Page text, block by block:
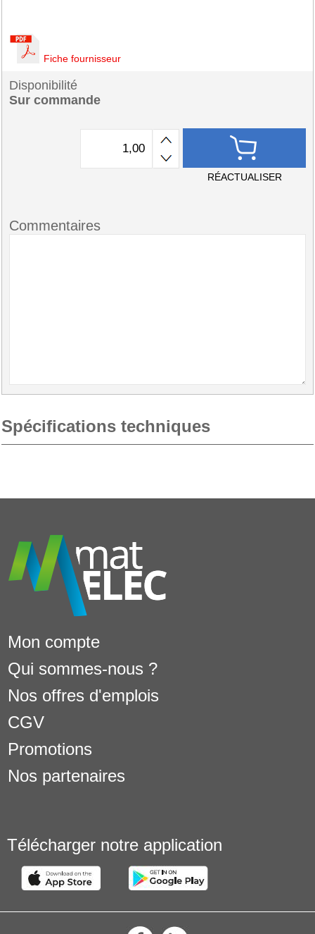
Fiche fournisseur
Disponibilité
Sur commande
RÉACTUALISER
Commentaires
Spécifications techniques
Mon compte
Qui sommes-nous ?
Nos offres d'emplois
CGV
Promotions
Nos partenaires
Télécharger notre application